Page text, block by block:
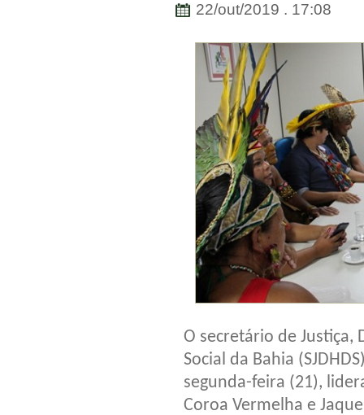
22/out/2019 . 17:08
O secretário de Justiça,
Social da Bahia
segunda-feira (21),
Coroa Vermelha e